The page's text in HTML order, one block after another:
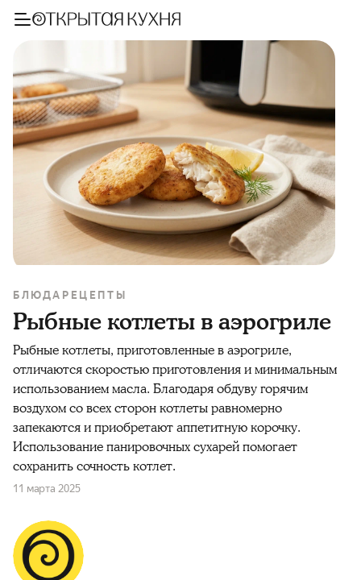
БЛЮДА РЕЦЕПТЫ
Рыбные котлеты в аэрогриле
Рыбные котлеты, приготовленные в аэрогриле,
отличаются скоростью приготовления и минимальным
использованием масла. Благодаря обдуву горячим
воздухом со всех сторон котлеты равномерно
запекаются и приобретают аппетитную корочку.
Использование панировочных сухарей помогает
сохранить сочность котлет.
11 марта 2025